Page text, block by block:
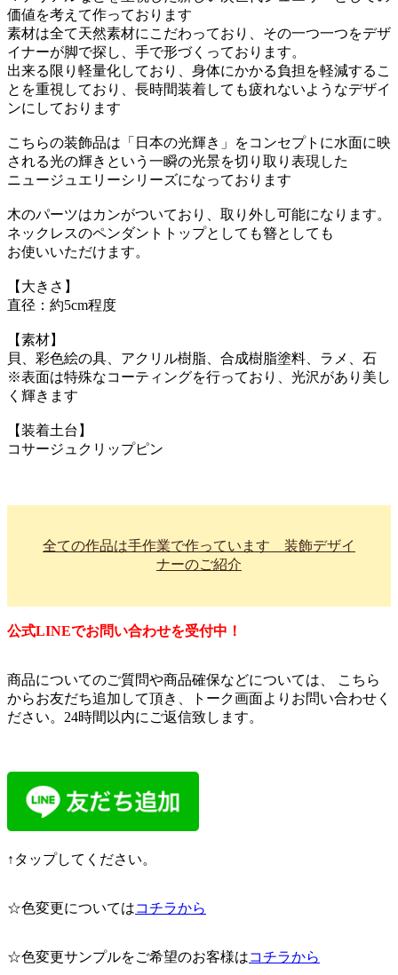
価値を考えて作っております
素材は全て天然素材にこだわっており、その一つ一つをデザ
イナーが脚で探し、手で形づくっております。
出来る限り軽量化しており、身体にかかる負担を軽減するこ
とを重視しており、長時間装着しても疲れないようなデザイ
ンにしております
こちらの装飾品は「日本の光輝き」をコンセプトに水面に映
される光の輝きという一瞬の光景を切り取り表現した
ニュージュエリーシリーズになっております
木のパーツはカンがついており、取り外し可能になります。
ネックレスのペンダントトップとしても簪としても
お使いいただけます。
【大きさ】
直径：約5cm程度
【素材】
貝、彩色絵の具、アクリル樹脂、合成樹脂塗料、ラメ、石
※表面は特殊なコーティングを行っており、光沢があり美し
く輝きます
【装着土台】
コサージュクリップピン
全ての作品は手作業で作っています 装飾デザイ
ナーのご紹介
公式LINEでお問い合わせを受付中！
商品についてのご質問や商品確保などについては、 こちら
からお友だち追加して頂き、トーク画面よりお問い合わせく
ださい。24時間以内にご返信致します。
↑タップしてください。
☆色変更についてはコチラから
☆色変更サンプルをご希望のお客様はコチラから